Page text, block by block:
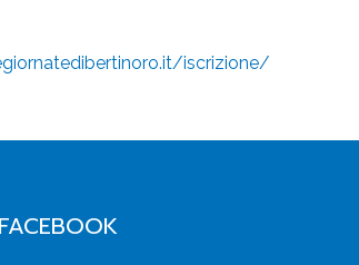
iscrizione/
FACEBOOK